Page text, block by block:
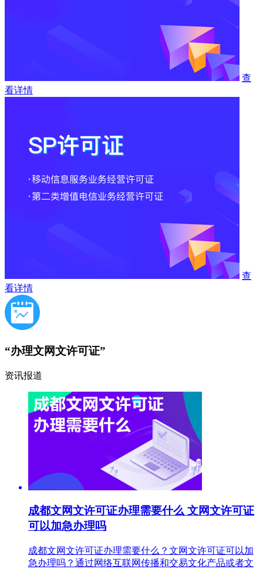
查
看详情
查
看详情
“办理文网文许可证”
资讯报道
成都文网文许可证办理需要什么 文网文许可证
可以加急办理吗
成都文网文许可证办理需要什么？文网文许可证可以加
急办理吗？通过网络互联网传播和交易文化产品或者文